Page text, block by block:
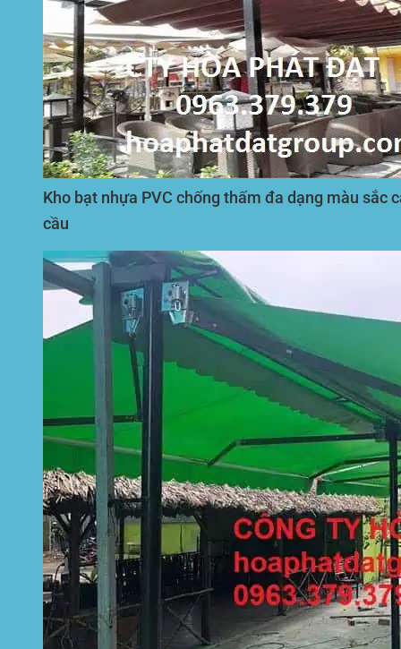
Kho bạt nhựa PVC chống thấm đa dạng màu sắc
cầu